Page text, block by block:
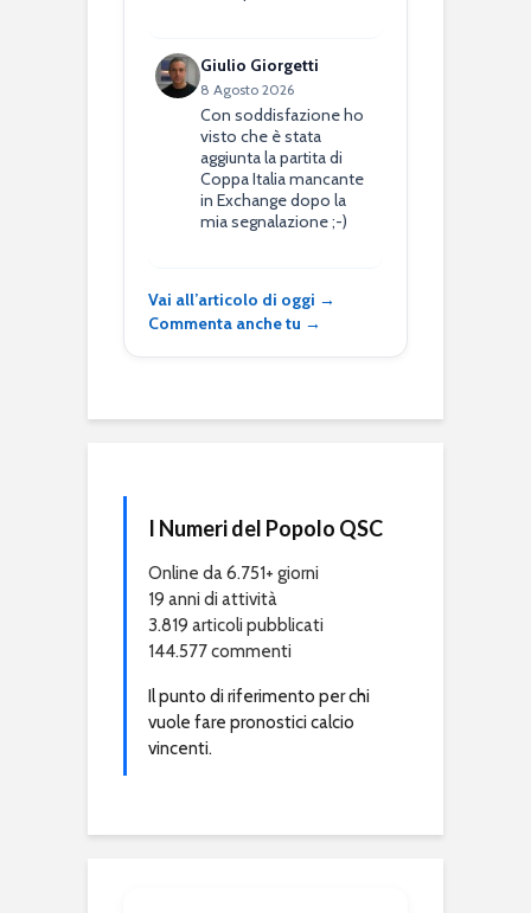
Giulio Giorgetti
8 Agosto 2026
Con soddisfazione ho
visto che è stata
aggiunta la partita di
Coppa Italia mancante
in Exchange dopo la
mia segnalazione ;-)
Vai all’articolo di oggi →
Commenta anche tu →
I Numeri del Popolo QSC
Online da 6.751+ giorni
19 anni di attività
3.819 articoli pubblicati
144.577 commenti
Il punto di riferimento per chi
vuole fare pronostici calcio
vincenti.